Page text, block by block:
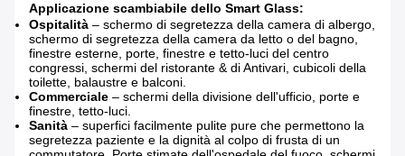
Applicazione scambiabile dello Smart Glass:
Ospitalità – schermo di segretezza della camera di albergo,
schermo di segretezza della camera da letto o del bagno,
finestre esterne, porte, finestre e tetto-luci del centro
congressi, schermi del ristorante & di Antivari, cubicoli della
toilette, balaustre e balconi.
Commerciale – schermi della divisione dell'ufficio, porte e
finestre, tetto-luci.
Sanità – superfici facilmente pulite pure che permettono la
segretezza paziente e la dignità al colpo di frusta di un